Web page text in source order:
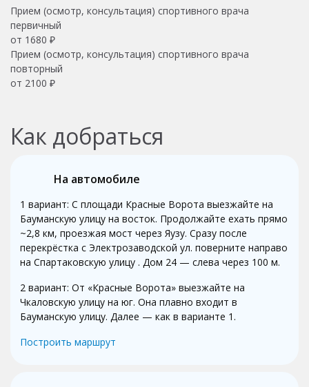
Прием (осмотр, консультация) спортивного врача
первичный
от 1680 ₽
Прием (осмотр, консультация) спортивного врача
повторный
от 2100 ₽
Как добраться
На автомобиле
1 вариант: С площади Красные Ворота выезжайте на
Бауманскую улицу на восток. Продолжайте ехать прямо
~2,8 км, проезжая мост через Яузу. Сразу после
перекрёстка с Электрозаводской ул. поверните направо
на Спартаковскую улицу . Дом 24 — слева через 100 м.
2 вариант: От «Красные Ворота» выезжайте на
Чкаловскую улицу на юг. Она плавно входит в
Бауманскую улицу. Далее — как в варианте 1.
Построить маршрут